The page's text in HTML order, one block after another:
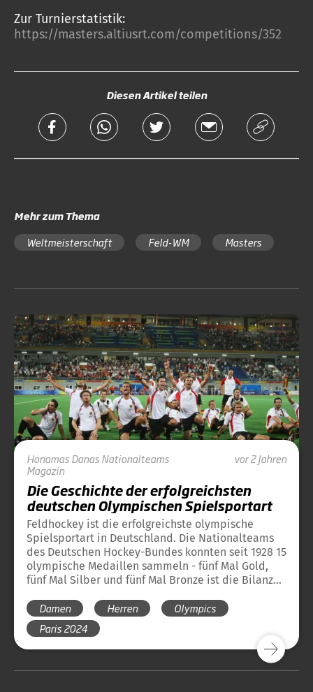
Zur Turnierstatistik:
https://masters.altiusrt.com/competitions/352
Diesen Artikel teilen
Mehr zum Thema
Weltmeisterschaft
Feld-WM Masters
HonamasDanasNationalteams
Magazin
vor 2 Jahren
Die Geschichte der erfolgreichsten
deutschen Olympischen Spielsportart
Feldhockey ist die erfolgreichste olympische
Spielsportart in Deutschland. Die Nationalteams
des Deutschen Hockey-Bundes konnten seit 1928 15
olympische Medaillen sammeln - fünf Mal Gold,
fünf Mal Silber und fünf Mal Bronze ist die Bilanz
über die bisherige Geschichte des Hockeysports
bei Olympischen Spielen und die Medaillen des
DHB bei Olympischen Spielen.
Damen Herren
Olympics
Paris 2024